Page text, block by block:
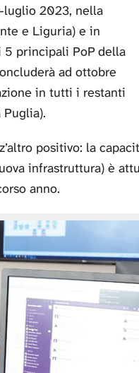
luglio 2023, nella
e Liguria) e in
5 principali PoP della
ad ottobre
in tutti i restanti
positivo: la
infrastruttura) è
anno.